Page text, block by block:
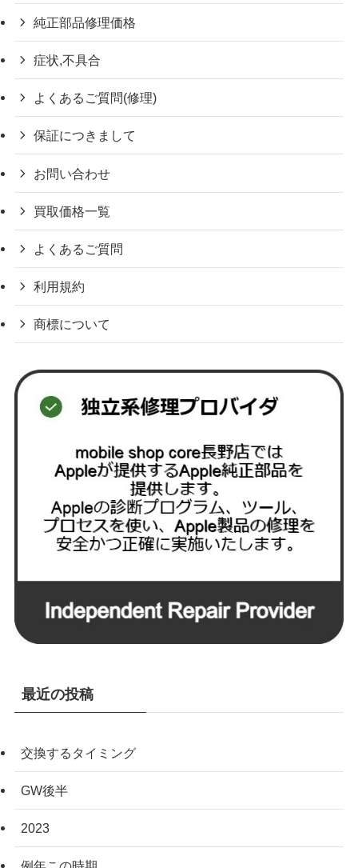
純正部品修理価格
症状,不具合
よくあるご質問(修理)
保証につきまして
お問い合わせ
買取価格一覧
よくあるご質問
利用規約
商標について
最近の投稿
交換するタイミング
GW後半
2023